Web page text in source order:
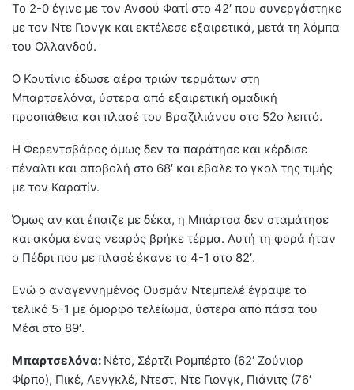
Το 2-0 έγινε με τον Ανσού Φατί στο 42′ που συνεργάστηκε
με τον Ντε Γιονγκ και εκτέλεσε εξαιρετικά, μετά τη λόμπα
του Ολλανδού.
Ο Κουτίνιο έδωσε αέρα τριών τερμάτων στη
Μπαρτσελόνα, ύστερα από εξαιρετική ομαδική
προσπάθεια και πλασέ του Βραζιλιάνου στο 52ο λεπτό.
Η Φερεντσβάρος όμως δεν τα παράτησε και κέρδισε
πέναλτι και αποβολή στο 68′ και έβαλε το γκολ της τιμής
με τον Καρατίν.
Όμως αν και έπαιζε με δέκα, η Μπάρτσα δεν σταμάτησε
και ακόμα ένας νεαρός βρήκε τέρμα. Αυτή τη φορά ήταν
ο Πέδρι που με πλασέ έκανε το 4-1 στο 82′.
Ενώ ο αναγεννημένος Ουσμάν Ντεμπελέ έγραψε το
τελικό 5-1 με όμορφο τελείωμα, ύστερα από πάσα του
Μέσι στο 89′.
Μπαρτσελόνα: Νέτο, Σέρτζι Ρομπέρτο (62′ Ζούνιορ
Φίρπο), Πικέ, Λενγκλέ, Ντεστ, Ντε Γιονγκ, Πιάνιτς (76′